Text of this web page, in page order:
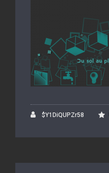
$Y1DiQUPZr58